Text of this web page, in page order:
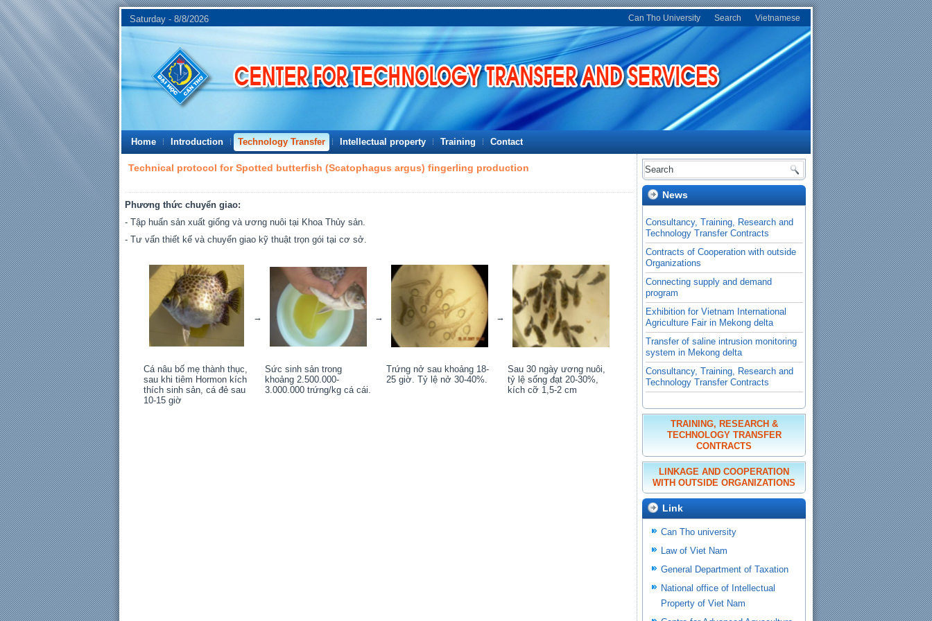
Saturday - 8/8/2026 Can Tho University Search Vietnamese
Home Introduction Technology Transfer Intellectual property Training Contact
Technical protocol for Spotted butterfish (Scatophagus argus) fingerling production
Phương thức chuyển giao:
- Tập huấn sản xuất giống và ương nuôi tại Khoa Thủy sản.
- Tư vấn thiết kế và chuyển giao kỹ thuật trọn gói tại cơ sở.
→ → →
Cá nâu bố mẹ thành thục,
sau khi tiêm Hormon kích
thích sinh sản, cá đẻ sau
10-15 giờ
Sức sinh sản trong
khoảng 2.500.000-
3.000.000 trứng/kg cá cái.
Trứng nở sau khoảng 18-
25 giờ. Tỷ lệ nở 30-40%.
Sau 30 ngày ương nuôi,
tỷ lệ sống đạt 20-30%,
kích cỡ 1,5-2 cm
News
Contracts of Cooperation with outside
Organizations
Connecting supply and demand
program
Exhibition for Vietnam International
Agriculture Fair in Mekong delta
Transfer of saline intrusion monitoring
system in Mekong delta
Consultancy, Training, Research and
Technology Transfer Contracts
Contracts of Cooperation with outside
Organizations
TRAINING, RESEARCH &
TECHNOLOGY TRANSFER
CONTRACTS
LINKAGE AND COOPERATION
WITH OUTSIDE ORGANIZATIONS
Link
Can Tho university
Law of Viet Nam
General Department of Taxation
National office of Intellectual
Property of Viet Nam